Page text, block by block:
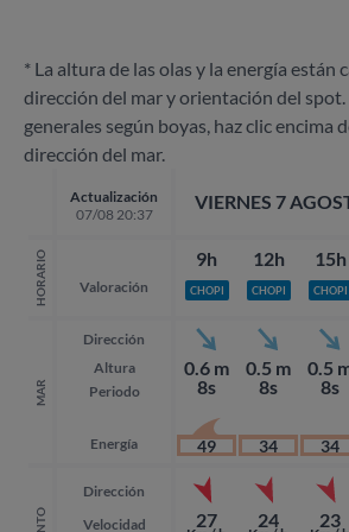
* La altura de las olas y la energía están
dirección del mar y orientación del spot.
generales según boyas, haz clic encima
dirección del mar.
Actualización
07/08 20:37
HORARIO Valoración
MAR
Dirección
Altura
Periodo
Energía
Dirección
Velocidad
VIERNES 7
9h
CHOPI
0.6 m
8s
49
27
12h
CHOPI
0.5 m
8s
34
24
15h
CHOPI
0.5
8s
34
23